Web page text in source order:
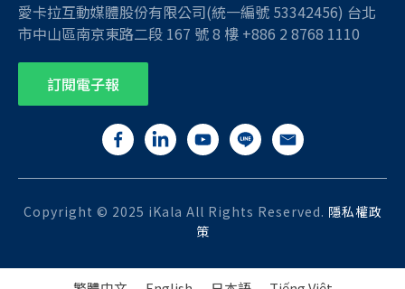
愛卡拉互動媒體股份有限公司(統一編號 53342456) 台北
市中山區南京東路二段 167 號 8 樓 +886 2 8768 1110
訂閱電子報
Copyright © 2025 iKala All Rights Reserved. 隱私權政
策